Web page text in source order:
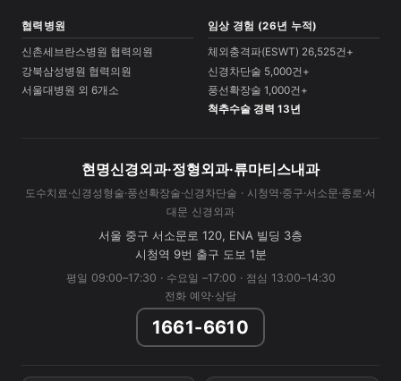
협력병원
신촌세브란스병원 협력의원
강북삼성병원 협력의원
서울대병원 외 6개소
임상 경험 (26년 누적)
체외충격파(ESWT) 26,525건+
신경차단술 5,000건+
풍선확장술 1,000건+
척추수술 경력 13년
현명신경외과·정형외과·류마티스내과
도수치료·신경성형술·풍선확장술·신경차단술 · 시청역·중구·서소문·종로·서
대문 신경외과
서울 중구 서소문로 120, ENA 빌딩 3층
시청역 9번 출구 도보 1분
평일 09:00–17:30 · 수요일 –17:00 · 점심 13:00–14:30
전화 예약·상담
1661-6610